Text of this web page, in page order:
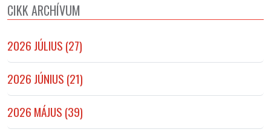
CIKK ARCHÍVUM
2026 JÚLIUS (27)
2026 JÚNIUS (21)
2026 MÁJUS (39)